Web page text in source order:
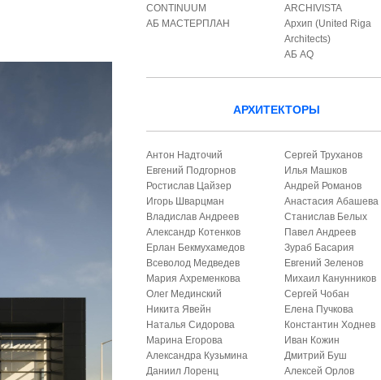
CONTINUUM
АБ МАСТЕРПЛАН
ARCHIVISTA
Архип (United Riga
Architects)
АБ AQ
АРХИТЕКТОРЫ
Антон Надточий
Евгений Подгорнов
Ростислав Цайзер
Игорь Шварцман
Владислав Андреев
Александр Котенков
Ерлан Бекмухамедов
Всеволод Медведев
Мария Ахременкова
Олег Мединский
Никита Явейн
Наталья Сидорова
Марина Егорова
Александра Кузьмина
Даниил Лоренц
Сергей Труханов
Илья Машков
Андрей Романов
Анастасия Абашева
Станислав Белых
Павел Андреев
Зураб Басария
Евгений Зеленов
Михаил Канунников
Сергей Чобан
Елена Пучкова
Константин Ходнев
Иван Кожин
Дмитрий Буш
Алексей Орлов